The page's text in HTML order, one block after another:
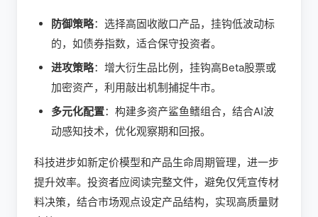
防御策略：选择高固收敞口产品，挂钩低波动标
的，如债券指数，适合保守投资者。
进攻策略：增大衍生品比例，挂钩高Beta股票或
加密资产，利用敲出机制捕捉牛市。
多元化配置：构建多资产鲨鱼鳍组合，结合AI波
动感知技术，优化观察期和回报。
科技进步如新定价模型和产品生命周期管理，进一步
提升效率。投资者应阅读完整文件，避免仅凭宣传材
料决策，结合市场观点设定产品结构，实现高质量财